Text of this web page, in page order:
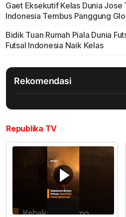
Gaet Eksekutif Kelas Dunia Jose
Indonesia Tembus Panggung
Bidik Tuan Rumah Piala Dunia
Futsal Indonesia Naik Kelas
Rekomendasi
Republika TV